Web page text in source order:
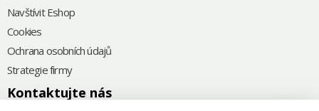
Navštívit Eshop
Cookies
Ochrana osobních údajů
Strategie firmy
Kontaktujte nás